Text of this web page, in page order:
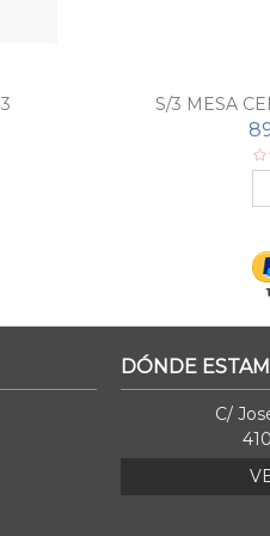
S/3 MESA
DÓNDE
C/